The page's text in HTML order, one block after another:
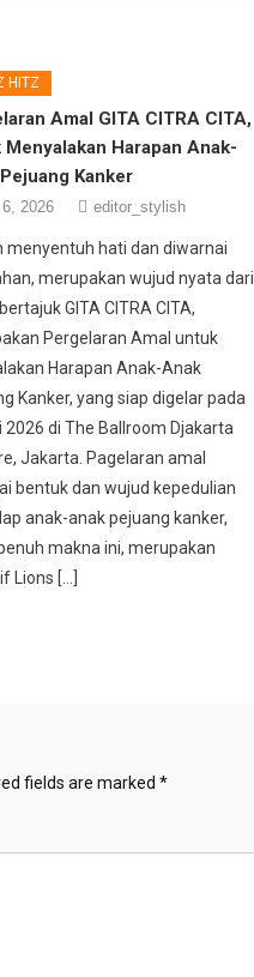
HITZ
Amal GITA CITRA CITA,
Menyalakan Harapan Anak-
Kanker
2026 editor_stylish
menyentuh hati dan diwarnai
merupakan wujud nyata dari
GITA CITRA CITA,
Pergelaran Amal untuk
Harapan Anak-Anak
Kanker, yang siap digelar pada
2026 di The Ballroom Djakarta
Jakarta. Pagelaran amal
bentuk dan wujud kepedulian
anak-anak pejuang kanker,
makna ini, merupakan
Lions […]
fields are marked *